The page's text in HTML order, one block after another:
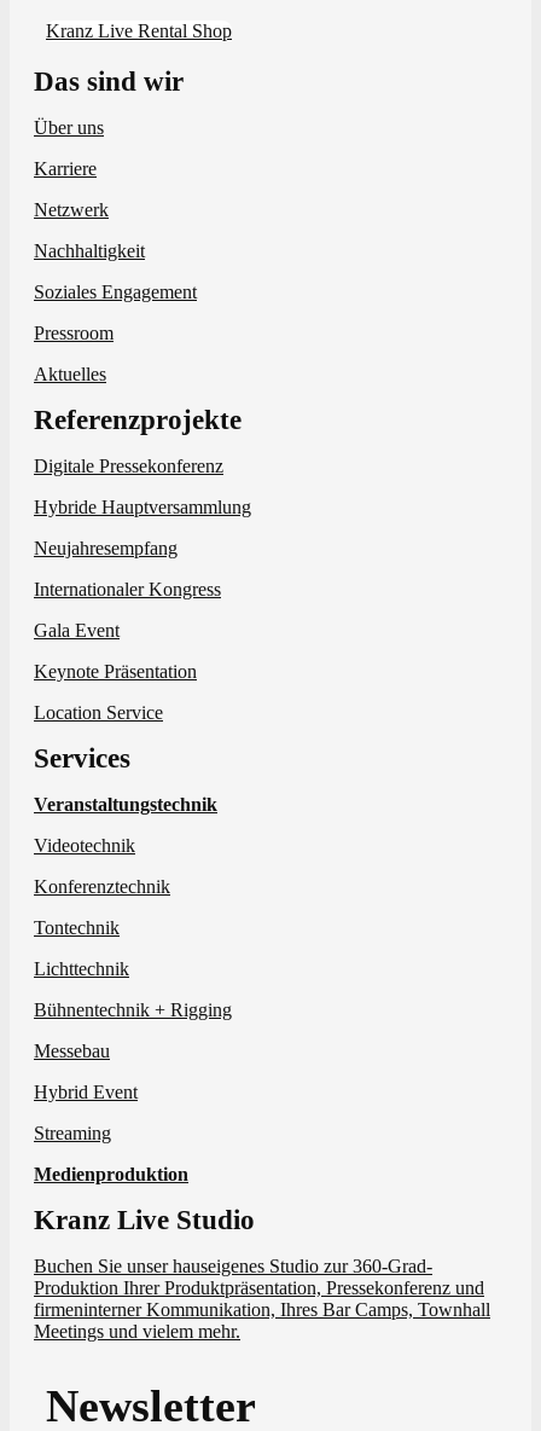
Kranz Live Rental Shop
Das sind wir
Über uns
Karriere
Netzwerk
Nachhaltigkeit
Soziales Engagement
Pressroom
Aktuelles
Referenzprojekte
Digitale Pressekonferenz
Hybride Hauptversammlung
Neujahresempfang
Internationaler Kongress
Gala Event
Keynote Präsentation
Location Service
Services
Veranstaltungstechnik
Videotechnik
Konferenztechnik
Tontechnik
Lichttechnik
Bühnentechnik + Rigging
Messebau
Hybrid Event
Streaming
Medienproduktion
Kranz Live Studio
Buchen Sie unser hauseigenes Studio zur 360-Grad-
Produktion Ihrer Produktpräsentation, Pressekonferenz und
firmeninterner Kommunikation, Ihres Bar Camps, Townhall
Meetings und vielem mehr.
Newsletter